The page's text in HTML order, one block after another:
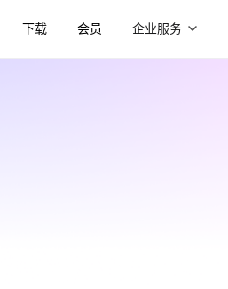
下载 会员 企业服务